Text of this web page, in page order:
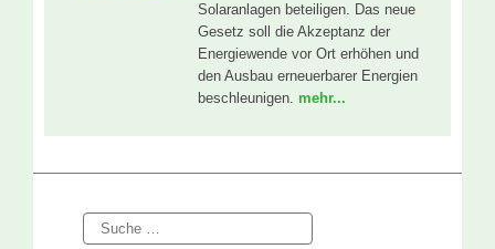
Solaranlagen beteiligen. Das neue
Gesetz soll die Akzeptanz der
Energiewende vor Ort erhöhen und
den Ausbau erneuerbarer Energien
beschleunigen. mehr...
Suche